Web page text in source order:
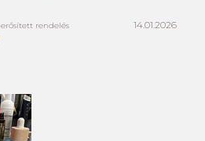
rendelés 14.01.2026